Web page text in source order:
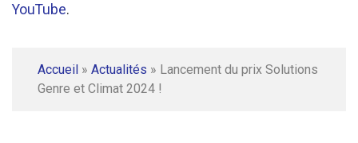
YouTube.
Accueil » Actualités » Lancement du prix Solutions
Genre et Climat 2024 !